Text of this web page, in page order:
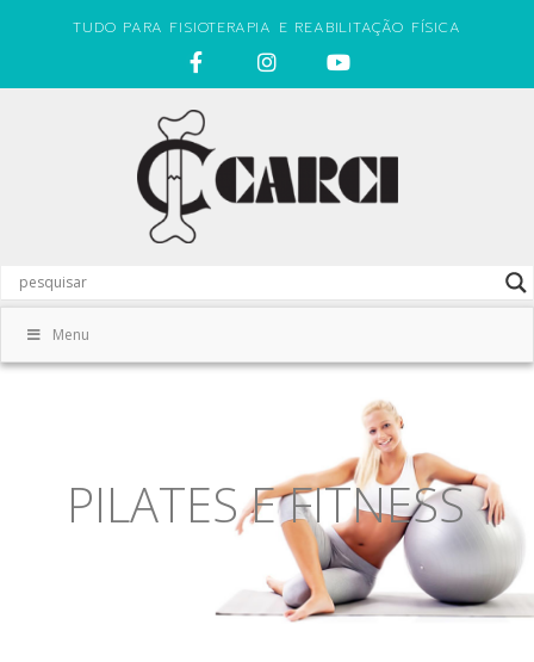
TUDO PARA FISIOTERAPIA E REABILITAÇÃO FÍSICA
Menu
PILATES E FITNESS